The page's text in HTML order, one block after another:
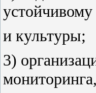
устойчивому
и культуры;
3)